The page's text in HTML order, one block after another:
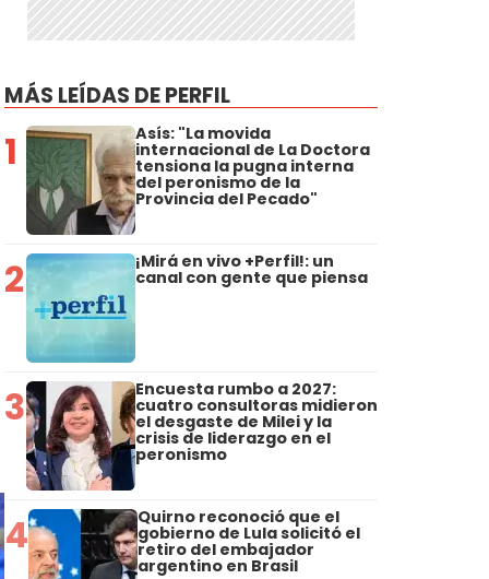
MÁS LEÍDAS DE PERFIL
1 Asís: "La movida
internacional de La Doctora
tensiona la pugna interna
del peronismo de la
Provincia del Pecado"
2 ¡Mirá en vivo +Perfil!: un
canal con gente que piensa
3 Encuesta rumbo a 2027:
cuatro consultoras midieron
el desgaste de Milei y la
crisis de liderazgo en el
peronismo
4 Quirno reconoció que el
gobierno de Lula solicitó el
retiro del embajador
argentino en Brasil